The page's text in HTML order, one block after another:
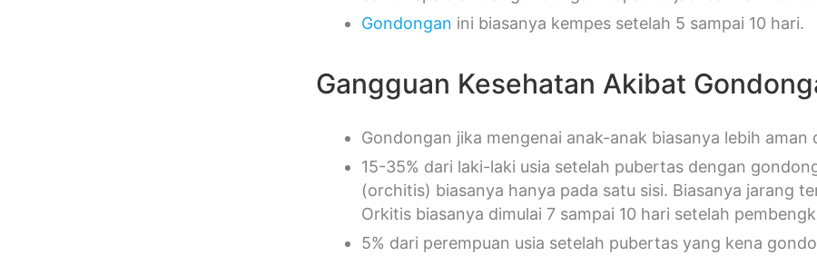
Gondongan ini biasanya kempes setelah 5 sampai 10 hari.
Gangguan Kesehatan Akibat
Gondongan jika mengenai anak-anak biasanya lebih
15-35% dari laki-laki usia setelah pubertas dengan
(orchitis) biasanya hanya pada satu sisi. Biasanya jarang
Orkitis biasanya dimulai 7 sampai 10 hari setelah
5% dari perempuan usia setelah pubertas yang kena